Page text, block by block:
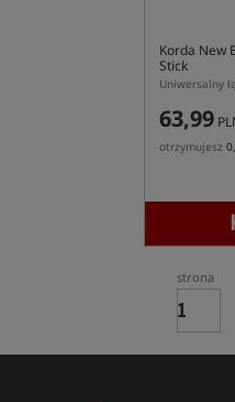
Korda New
Stick
63,99
otrzymujesz
strona